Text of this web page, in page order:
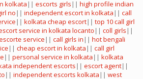
kolkata || escorts girls || high profile indian
no || independent escort in kolkata || call
|| kolkata cheap escort|| top 10 call girl
service in kolkata locanto || coll girls ||
service || call girls in || hot bengali
|| cheap escort in kolkata || call girl
|| personal service in kolkata || kolkata
independent escorts || escort agent||
|| independent escorts kolkata || west